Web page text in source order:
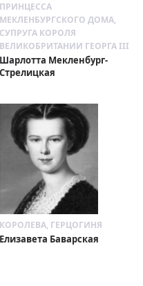
ПРИНЦЕССА
МЕКЛЕНБУРГСКОГО ДОМА,
СУПРУГА КОРОЛЯ
ВЕЛИКОБРИТАНИИ ГЕОРГА III
Шарлотта Мекленбург-
Стрелицкая
КОРОЛЕВА, ГЕРЦОГИНЯ
Елизавета Баварская